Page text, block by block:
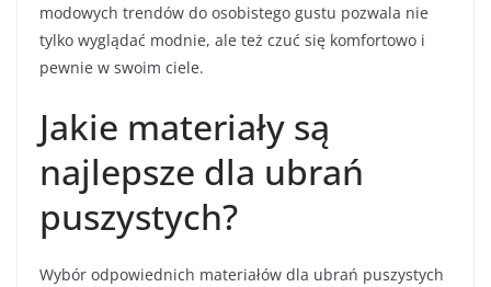
modowych trendów do osobistego gustu pozwala nie
tylko wyglądać modnie, ale też czuć się komfortowo i
pewnie w swoim ciele.
Jakie materiały są
najlepsze dla ubrań
puszystych?
Wybór odpowiednich materiałów dla ubrań puszystych